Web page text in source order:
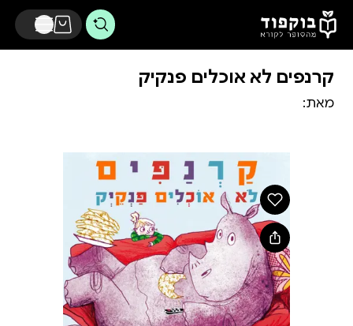
דלג לתוכן הראשי
קרנפים לא אוכלים פנקיק
מאת: